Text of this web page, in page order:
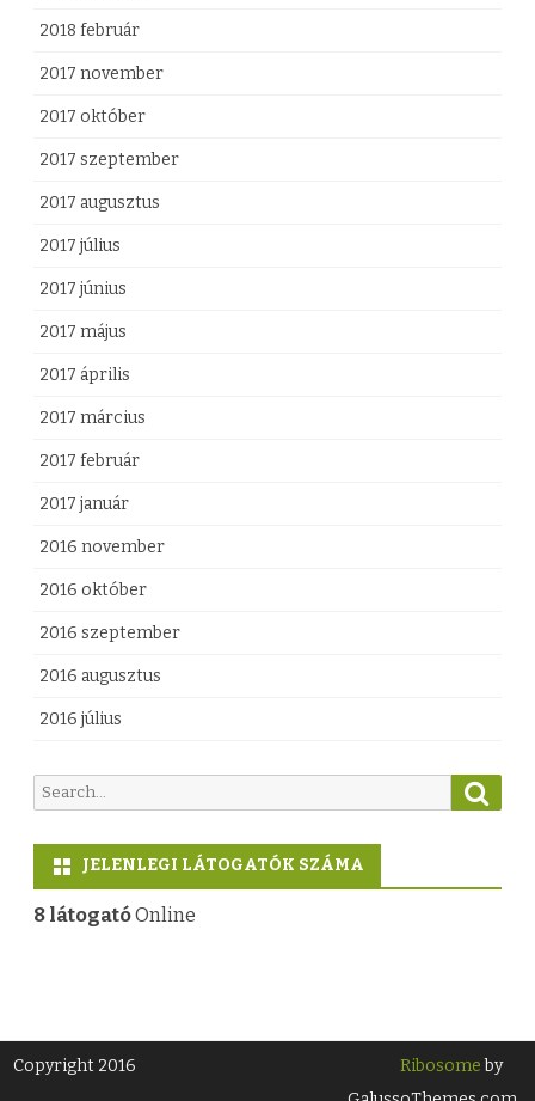
2018 február
2017 november
2017 október
2017 szeptember
2017 augusztus
2017 július
2017 június
2017 május
2017 április
2017 március
2017 február
2017 január
2016 november
2016 október
2016 szeptember
2016 augusztus
2016 július
a
c
:
e
h
JELENLEGI LÁTOGATÓK SZÁMA
8 látogatóOnline
Copyright 2016 Ribosomeby